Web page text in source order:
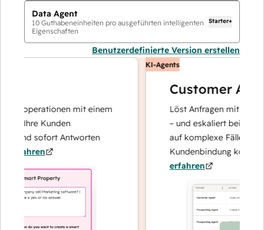
Data Agent
10 Guthabeneinheiten pro ausgeführten intelligenten
Eigenschaften
Starter+
Benutzerdefinierte Version erstellen
mit einem
Ihre Kunden
sofort Antworten
KI-Agents
Customer Agent
Löst Anfragen mit
– und eskaliert bei Bedarf,
auf komplexe Fälle und
Kundenbindung
erfahren